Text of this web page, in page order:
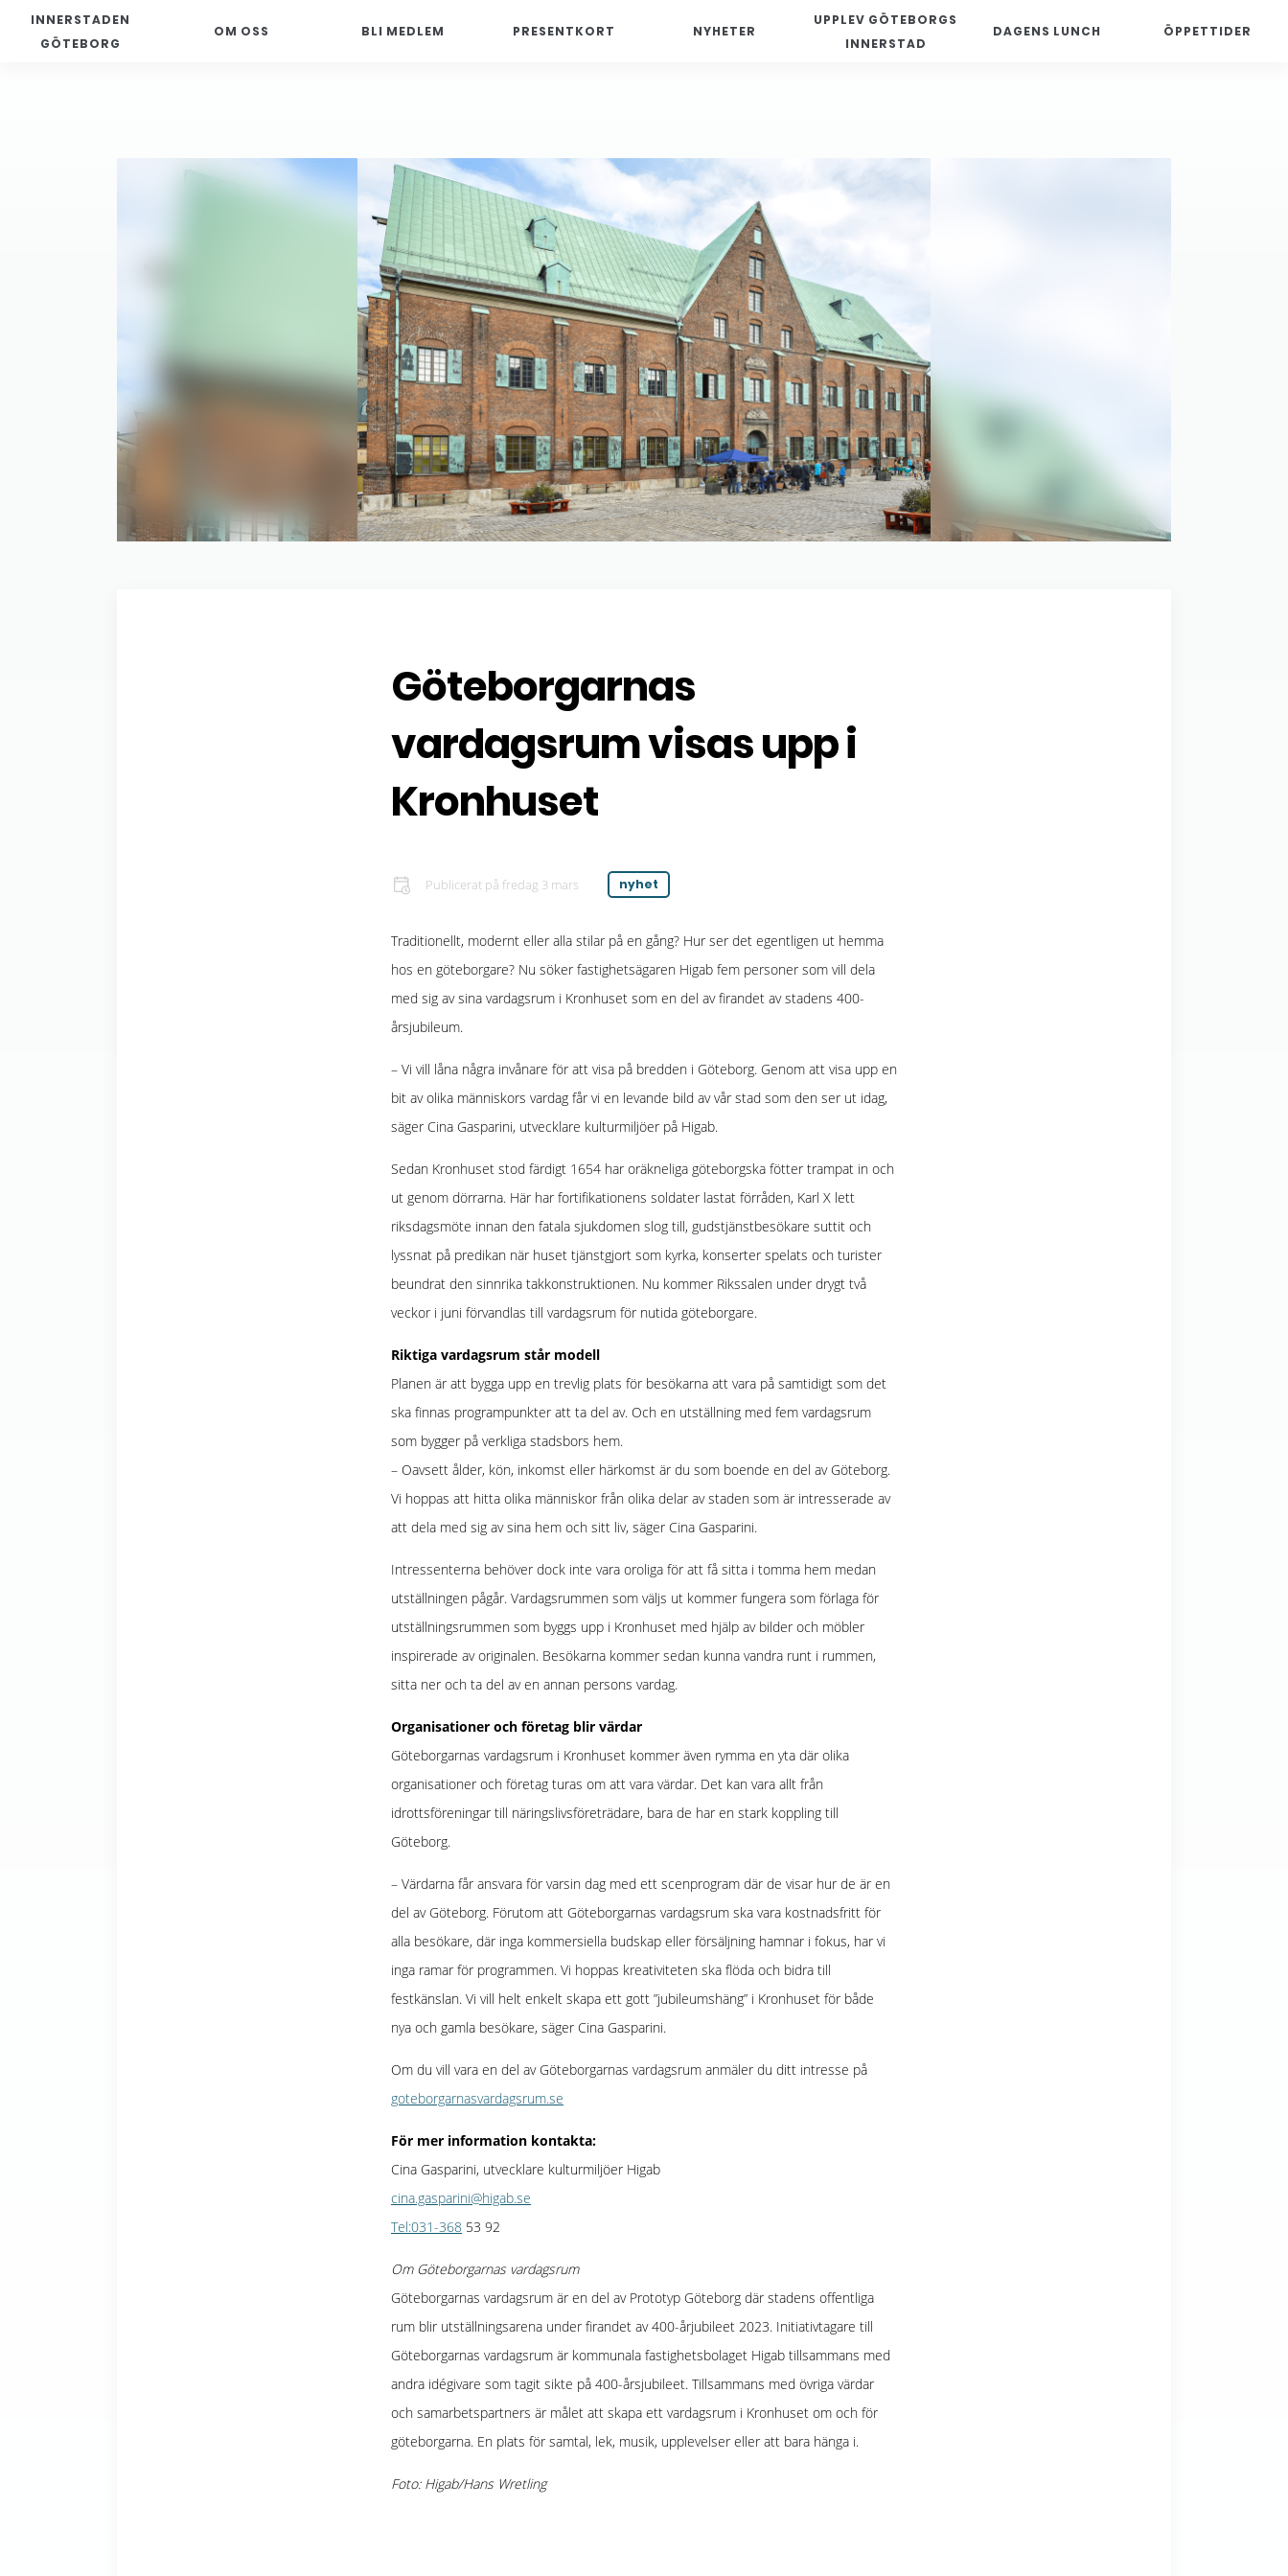
INNERSTADEN
GÖTEBORG
OM OSS BLI MEDLEM PRESENTKORT NYHETER
UPPLEV GÖTEBORGS
INNERSTAD
DAGENS LUNCH ÖPPETTIDER
Göteborgarnas
vardagsrum visas upp i
Kronhuset
Publicerat på fredag 3 mars nyhet
Traditionellt, modernt eller alla stilar på en gång? Hur ser det egentligen ut hemma
hos en göteborgare? Nu söker fastighetsägaren Higab fem personer som vill dela
med sig av sina vardagsrum i Kronhuset som en del av firandet av stadens 400-
årsjubileum.
– Vi vill låna några invånare för att visa på bredden i Göteborg. Genom att visa upp en
bit av olika människors vardag får vi en levande bild av vår stad som den ser ut idag,
säger Cina Gasparini, utvecklare kulturmiljöer på Higab.
Sedan Kronhuset stod färdigt 1654 har oräkneliga göteborgska fötter trampat in och
ut genom dörrarna. Här har fortifikationens soldater lastat förråden, Karl X lett
riksdagsmöte innan den fatala sjukdomen slog till, gudstjänstbesökare suttit och
lyssnat på predikan när huset tjänstgjort som kyrka, konserter spelats och turister
beundrat den sinnrika takkonstruktionen. Nu kommer Rikssalen under drygt två
veckor i juni förvandlas till vardagsrum för nutida göteborgare.
Riktiga vardagsrum står modell
Planen är att bygga upp en trevlig plats för besökarna att vara på samtidigt som det
ska finnas programpunkter att ta del av. Och en utställning med fem vardagsrum
som bygger på verkliga stadsbors hem.
– Oavsett ålder, kön, inkomst eller härkomst är du som boende en del av Göteborg.
Vi hoppas att hitta olika människor från olika delar av staden som är intresserade av
att dela med sig av sina hem och sitt liv, säger Cina Gasparini.
Intressenterna behöver dock inte vara oroliga för att få sitta i tomma hem medan
utställningen pågår. Vardagsrummen som väljs ut kommer fungera som förlaga för
utställningsrummen som byggs upp i Kronhuset med hjälp av bilder och möbler
inspirerade av originalen. Besökarna kommer sedan kunna vandra runt i rummen,
sitta ner och ta del av en annan persons vardag.
Organisationer och företag blir värdar
Göteborgarnas vardagsrum i Kronhuset kommer även rymma en yta där olika
organisationer och företag turas om att vara värdar. Det kan vara allt från
idrottsföreningar till näringslivsföreträdare, bara de har en stark koppling till
Göteborg.
– Värdarna får ansvara för varsin dag med ett scenprogram där de visar hur de är en
del av Göteborg. Förutom att Göteborgarnas vardagsrum ska vara kostnadsfritt för
alla besökare, där inga kommersiella budskap eller försäljning hamnar i fokus, har vi
inga ramar för programmen. Vi hoppas kreativiteten ska flöda och bidra till
festkänslan. Vi vill helt enkelt skapa ett gott ”jubileumshäng” i Kronhuset för både
nya och gamla besökare, säger Cina Gasparini.
Om du vill vara en del av Göteborgarnas vardagsrum anmäler du ditt intresse på
goteborgarnasvardagsrum.se
För mer information kontakta:
Cina Gasparini, utvecklare kulturmiljöer Higab
cina.gasparini@higab.se
Tel:031-368 53 92
Om Göteborgarnas vardagsrum
Göteborgarnas vardagsrum är en del av Prototyp Göteborg där stadens offentliga
rum blir utställningsarena under firandet av 400-årjubileet 2023. Initiativtagare till
Göteborgarnas vardagsrum är kommunala fastighetsbolaget Higab tillsammans med
andra idégivare som tagit sikte på 400-årsjubileet. Tillsammans med övriga värdar
och samarbetspartners är målet att skapa ett vardagsrum i Kronhuset om och för
göteborgarna. En plats för samtal, lek, musik, upplevelser eller att bara hänga i.
Foto: Higab/Hans Wretling